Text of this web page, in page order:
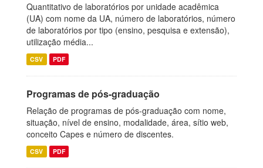
Quantitativo de laboratórios por unidade acadêmica
(UA) com nome da UA, número de laboratórios, número
de laboratórios por tipo (ensino, pesquisa e extensão),
utilização média...
CSV PDF
Programas de pós-graduação
Relação de programas de pós-graduação com nome,
situação, nível de ensino, modalidade, área, sítio web,
conceito Capes e número de discentes.
CSV PDF